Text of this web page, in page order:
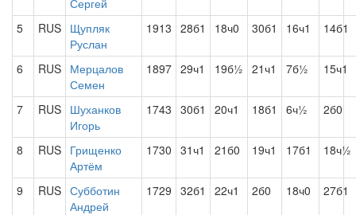
Сергей
5 RUS Щупляк
Руслан
1913 28б1 18ч0 30б1 16ч1 14б1
6 RUS Мерцалов
Семен
1897 29ч1 19б½ 21ч1 7б½ 15ч1
7 RUS Шуханков
Игорь
1743 30б1 20ч1 18б1 6ч½ 2б0
8 RUS Грищенко
Артём
1730 31ч1 21б0 19ч1 17б1 18ч½
9 RUS Субботин
Андрей
1729 32б1 22ч1 2б0 18ч0 27б1